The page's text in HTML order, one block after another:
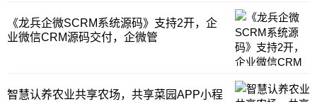
《龙兵企微SCRM系统源码》支持2开，企
业微信CRM源码交付，企微管
智慧认养农业共享农场，共享菜园APP小程